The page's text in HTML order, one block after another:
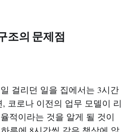
조의 문제점
걸리던 일을 집에서는 3시간
코로나 이전의 업무 모델이 리
적이라는 것을 알게 될 것이